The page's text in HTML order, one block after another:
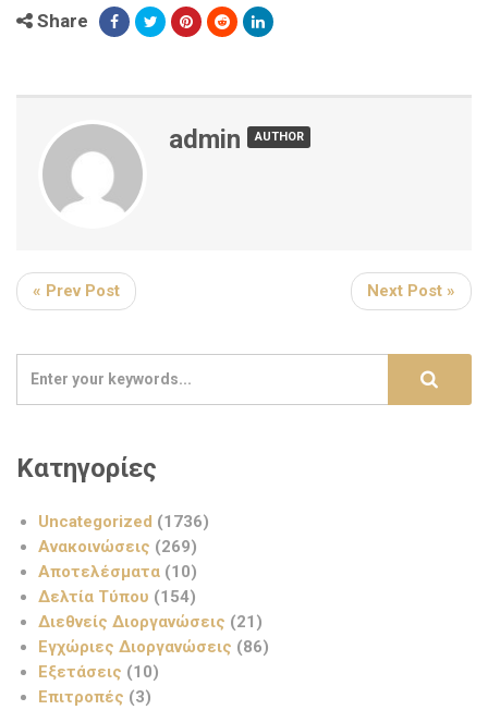
Share
admin AUTHOR
« Prev Post Next Post »
Κατηγορίες
Uncategorized (1736)
Ανακοινώσεις (269)
Αποτελέσματα (10)
Δελτία Τύπου (154)
Διεθνείς Διοργανώσεις (21)
Εγχώριες Διοργανώσεις (86)
Εξετάσεις (10)
Επιτροπές (3)